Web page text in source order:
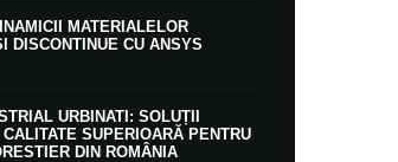
MATERIALELOR
DISCONTINUE CU ANSYS
URBINATI: SOLUȚII
SUPERIOARĂ PENTRU
DIN ROMÂNIA